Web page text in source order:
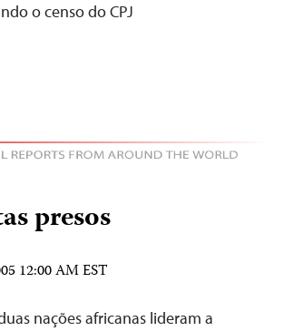
o censo do CPJ
presos
12:00 AM EST
nações africanas lideram a